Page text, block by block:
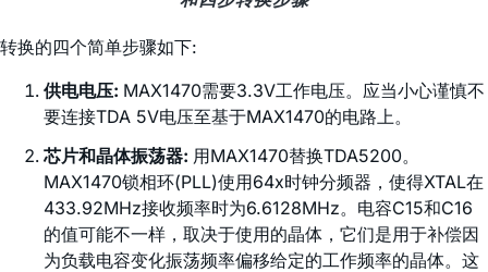
转换的四个简单步骤如下:
供电电压: MAX1470需要3.3V工作电压。应当小心谨慎不
要连接TDA 5V电压至基于MAX1470的电路上。
芯片和晶体振荡器: 用MAX1470替换TDA5200。
MAX1470锁相环(PLL)使用64x时钟分频器，使得XTAL在
433.92MHz接收频率时为6.6128MHz。电容C15和C16
的值可能不一样，取决于使用的晶体，它们是用于补偿因
为负载电容变化振荡频率偏移给定的工作频率的晶体。这